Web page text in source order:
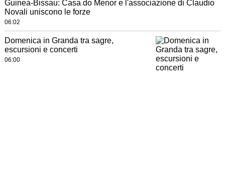
Guinea-Bissau: Casa do Menor e l'associazione di Claudio
Novali uniscono le forze
06:02
Domenica in Granda tra sagre,
escursioni e concerti
06:00